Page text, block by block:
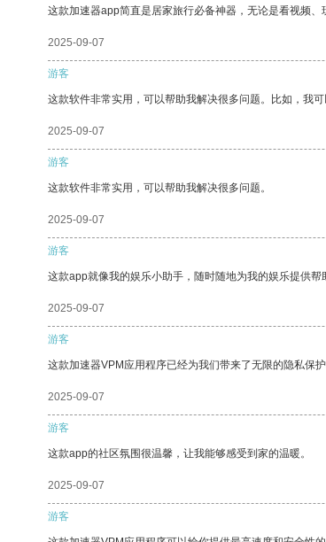
这款加速器app简直是居家旅行必备神器，无论是看视频
2025-09-07
游客
这款软件非常实用，可以帮助我解决很多问题。比如，我
2025-09-07
游客
这款软件非常实用，可以帮助我解决很多问题。
2025-09-07
游客
这款app就像我的娱乐小助手，随时随地为我的娱乐提供帮
2025-09-07
游客
这款加速器VPM应用程序已经为我们带来了无限的隐私保护
2025-09-07
游客
这款app的社区氛围很温馨，让我能够感受到家的温暖。
2025-09-07
游客